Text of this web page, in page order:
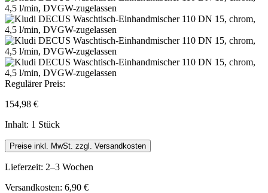
Regulärer Preis:
154,98 €
Inhalt: 1 Stück
Preise inkl. MwSt. zzgl. Versandkosten
Lieferzeit: 2–3 Wochen
Versandkosten: 6,90 €